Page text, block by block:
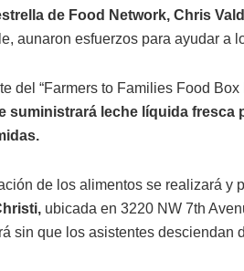
de Food Network, Chris
aunaron esfuerzos para ayudar a
del “Farmers to Families Food
suministrará leche líquida fresca
de los alimentos se realizará y
ubicada en 3220 NW 7th
sin que los asistentes desciendan